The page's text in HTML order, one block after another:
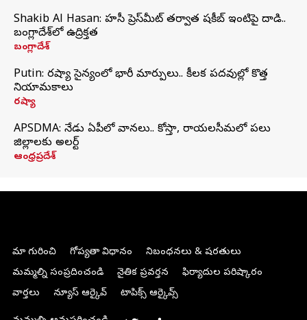
Shakib Al Hasan: హసీనా ప్రెస్‌మీట్‌ తర్వాత షకీబ్‌ ఇంటిపై దాడి..
బంగ్లాదేశ్‌లో ఉద్రిక్తత
బంగ్లాదేశ్
Putin: రష్యా సైన్యంలో భారీ మార్పులు.. కీలక పదవుల్లో కొత్త
నియామకాలు
రష్యా
APSDMA: నేడు ఏపీలో వానలు.. కోస్తా, రాయలసీమలో పలు
జిల్లాలకు అలర్ట్
ఆంధ్రప్రదేశ్
మా గురించి గోప్యతా విధానం
నిబంధనలు & షరతులు
మమ్మల్ని సంప్రదించండి
నైతిక ప్రవర్తన
ఫిర్యాదుల పరిష్కారం
వార్తలు
న్యూస్ ఆర్కైవ్ టాపిక్స్ ఆర్కైవ్స్